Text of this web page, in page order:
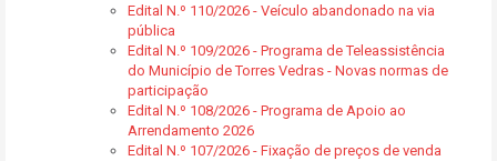
Edital N.º 110/2026 - Veículo abandonado na via
pública
Edital N.º 109/2026 - Programa de Teleassistência
do Município de Torres Vedras - Novas normas de
participação
Edital N.º 108/2026 - Programa de Apoio ao
Arrendamento 2026
Edital N.º 107/2026 - Fixação de preços de venda